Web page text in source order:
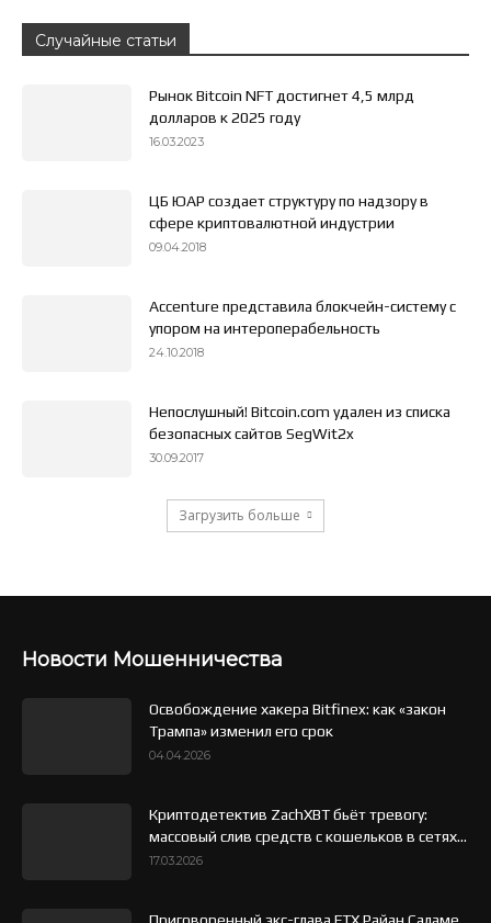
Случайные статьи
Рынок Bitcoin NFT достигнет 4,5 млрд
долларов к 2025 году
16.03.2023
ЦБ ЮАР создает структуру по надзору в
сфере криптовалютной индустрии
09.04.2018
Accenture представила блокчейн-систему с
упором на интероперабельность
24.10.2018
Непослушный! Bitcoin.com удален из списка
безопасных сайтов SegWit2x
30.09.2017
Загрузить больше
Новости Мошенничества
Освобождение хакера Bitfinex: как «закон
Трампа» изменил его срок
04.04.2026
Криптодетектив ZachXBT бьёт тревогу:
массовый слив средств с кошельков в сетях...
17.03.2026
Приговоренный экс-глава FTX Райан Саламе